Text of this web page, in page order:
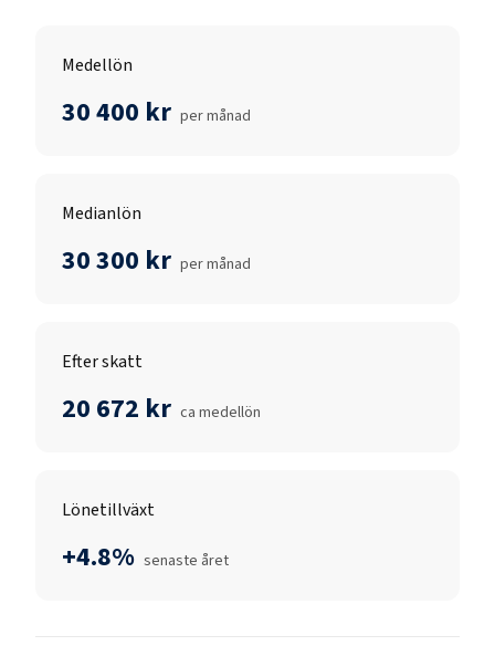
Medellön
30 400 kr per månad
Medianlön
30 300 kr per månad
Efter skatt
20 672 kr ca medellön
Lönetillväxt
+4.8% senaste året